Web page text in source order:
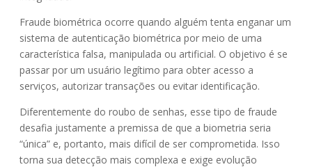
Fraude biométrica ocorre quando alguém tenta enganar um
sistema de autenticação biométrica por meio de uma
característica falsa, manipulada ou artificial. O objetivo é se
passar por um usuário legítimo para obter acesso a
serviços, autorizar transações ou evitar identificação.
Diferentemente do roubo de senhas, esse tipo de fraude
desafia justamente a premissa de que a biometria seria
“única” e, portanto, mais difícil de ser comprometida. Isso
torna sua detecção mais complexa e exige evolução